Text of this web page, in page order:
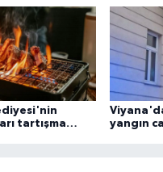
Ay tarafından örtüleceği bu
noktalarda bir araya
tartışma
yangın